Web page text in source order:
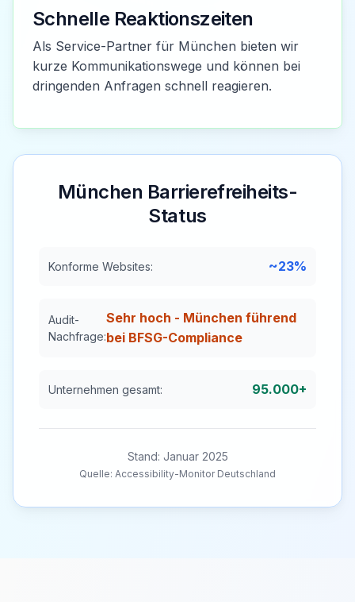
Schnelle Reaktionszeiten
Als Service-Partner für München bieten wir
kurze Kommunikationswege und können bei
dringenden Anfragen schnell reagieren.
München Barrierefreiheits-
Status
Konforme Websites: ~23%
Audit-
Nachfrage:
Sehr hoch - München führend
bei BFSG-Compliance
Unternehmen gesamt: 95.000+
Stand: Januar 2025
Quelle: Accessibility-Monitor Deutschland